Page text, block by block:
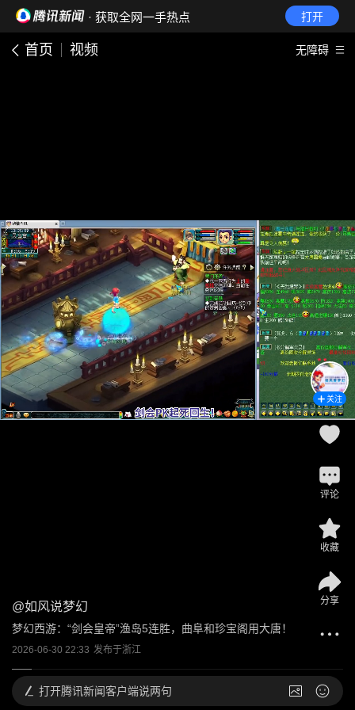
· 获取全网一手热点 打开
首页 视频 无障碍
@如风说梦幻
梦幻西游：“剑会皇帝”渔岛5连胜，曲阜和珍宝阁用大唐！
2026-06-30 22:33 发布于浙江
关注
评论
收藏
分享
打开腾讯新闻客户端说两句